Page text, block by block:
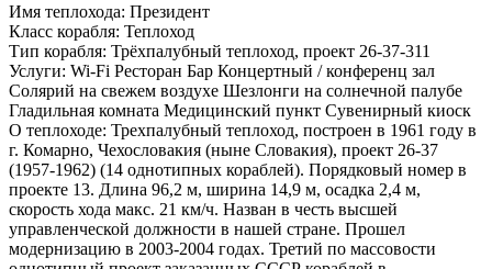
Имя теплохода: Президент
Класс корабля: Теплоход
Тип корабля: Трёхпалубный теплоход, проект 26-37-311
Услуги: Wi-Fi Ресторан Бар Концертный / конференц зал
Солярий на свежем воздухе Шезлонги на солнечной палубе
Гладильная комната Медицинский пункт Сувенирный киоск
О теплоходе: Трехпалубный теплоход, построен в 1961 году в
г. Комарно, Чехословакия (ныне Словакия), проект 26-37
(1957-1962) (14 однотипных кораблей). Порядковый номер в
проекте 13. Длина 96,2 м, ширина 14,9 м, осадка 2,4 м,
скорость хода макс. 21 км/ч. Назван в честь высшей
управленческой должности в нашей стране. Прошел
модернизацию в 2003-2004 годах. Третий по массовости